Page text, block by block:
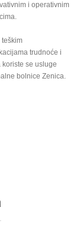
i operativnim
teškim
trudnoće i
koriste se usluge
bolnice Zenica.